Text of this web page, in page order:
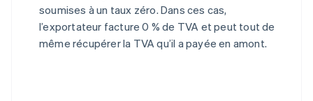
soumises à un taux zéro. Dans ces cas,
l’exportateur facture 0 % de TVA et peut tout de
même récupérer la TVA qu’il a payée en amont.